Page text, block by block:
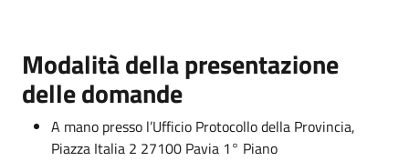
Modalità della presentazione
delle domande
A mano presso l’Ufficio Protocollo della Provincia,
Piazza Italia 2 27100 Pavia 1° Piano